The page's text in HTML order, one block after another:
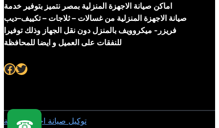
اماكن صيانة الاجهزة المنزلية بمصر نتميز بتوفير خدمة
صيانة الاجهزة المنزلية من غسالات – ثلاجات – تكييف–ديب
فريزر- ميكروويف بالمنزل دون نقل الجهاز وذلك توفيرا
للنفقات على العميل و ايضا للمحافظة
Facebook Twitter
توكيل صيانة اجهزة منزلية